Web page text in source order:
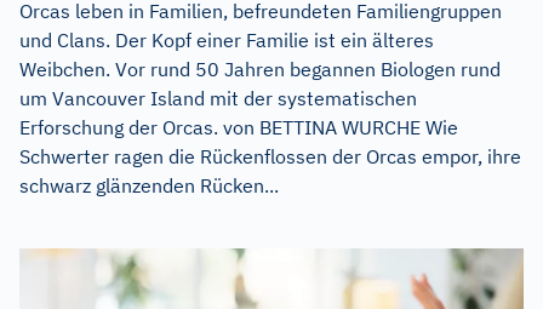
Orcas leben in Familien, befreundeten Familiengruppen
und Clans. Der Kopf einer Familie ist ein älteres
Weibchen. Vor rund 50 Jahren begannen Biologen rund
um Vancouver Island mit der systematischen
Erforschung der Orcas. von BETTINA WURCHE Wie
Schwerter ragen die Rückenflossen der Orcas empor, ihre
schwarz glänzenden Rücken...